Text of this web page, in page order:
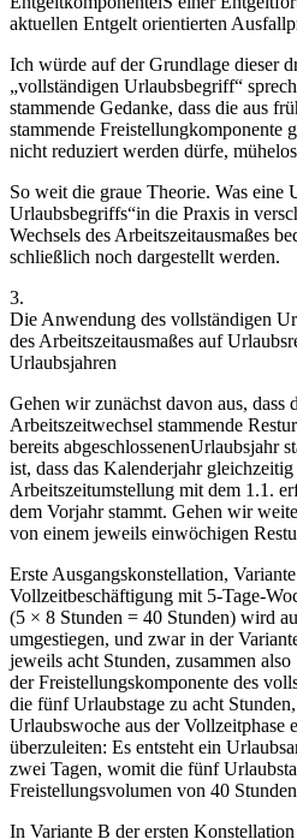
aktuellen Entgelt orientierten
Ich würde auf der Grundlage dieser
„vollständigen Urlaubsbegriff“
stammende Gedanke, dass die aus
stammende Freistellungkomponente
nicht reduziert werden dürfe,
So weit die graue Theorie. Was eine
Urlaubsbegriffs“in die Praxis in
Wechsels des Arbeitszeitausmaßes
schließlich noch dargestellt werden.
3.
Die Anwendung des vollständigen
des Arbeitszeitausmaßes auf
Urlaubsjahren
Gehen wir zunächst davon aus, dass
Arbeitszeitwechsel stammende
bereits abgeschlossenenUrlaubsjahr
ist, dass das Kalenderjahr
Arbeitszeitumstellung mit dem 1.1.
dem Vorjahr stammt. Gehen wir
von einem jeweils einwöchigen
Erste Ausgangskonstellation,
Vollzeitbeschäftigung mit 5-Tage-
(5 × 8 Stunden = 40 Stunden) wird
umgestiegen, und zwar in der
jeweils acht Stunden, zusammen
der Freistellungskomponente des
die fünf Urlaubstage zu acht
Urlaubswoche aus der Vollzeitphase
überzuleiten: Es entsteht ein
zwei Tagen, womit die fünf
Freistellungsvolumen von 40
In Variante B der ersten